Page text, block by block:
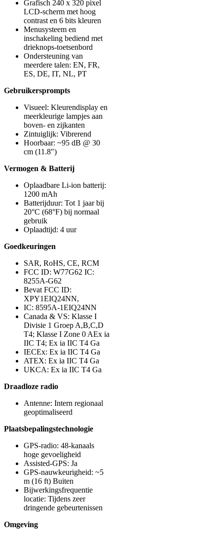
Grafisch 240 x 320 pixel
LCD-scherm met hoog
contrast en 6 bits kleuren
Menusysteem en
inschakeling bediend met
drieknops-toetsenbord
Ondersteuning van
meerdere talen: EN, FR,
ES, DE, IT, NL, PT
Gebruikersprompts
Visueel: Kleurendisplay en
meerkleurige lampjes aan
boven- en zijkanten
Zintuiglijk: Vibrerend
Hoorbaar: ~95 dB @ 30
cm (11.8")
Vermogen & Batterij
Oplaadbare Li-ion batterij:
1200 mAh
Batterijduur: Tot 1 jaar bij
20°C (68°F) bij normaal
gebruik
Oplaadtijd: 4 uur
Goedkeuringen
SAR, RoHS, CE, RCM
FCC ID: W77G62 IC:
8255A-G62
Bevat FCC ID:
XPY1EIQ24NN,
IC: 8595A-1EIQ24NN
Canada & VS: Klasse I
Divisie 1 Groep A,B,C,D
T4; Klasse I Zone 0 AEx ia
IIC T4; Ex ia IIC T4 Ga
IECEx: Ex ia IIC T4 Ga
ATEX: Ex ia IIC T4 Ga
UKCA: Ex ia IIC T4 Ga
Draadloze radio
Antenne: Intern regionaal
geoptimaliseerd
Plaatsbepalingstechnologie
GPS-radio: 48-kanaals
hoge gevoeligheid
Assisted-GPS: Ja
GPS-nauwkeurigheid: ~5
m (16 ft) Buiten
Bijwerkingsfrequentie
locatie: Tijdens zeer
dringende gebeurtenissen
Omgeving